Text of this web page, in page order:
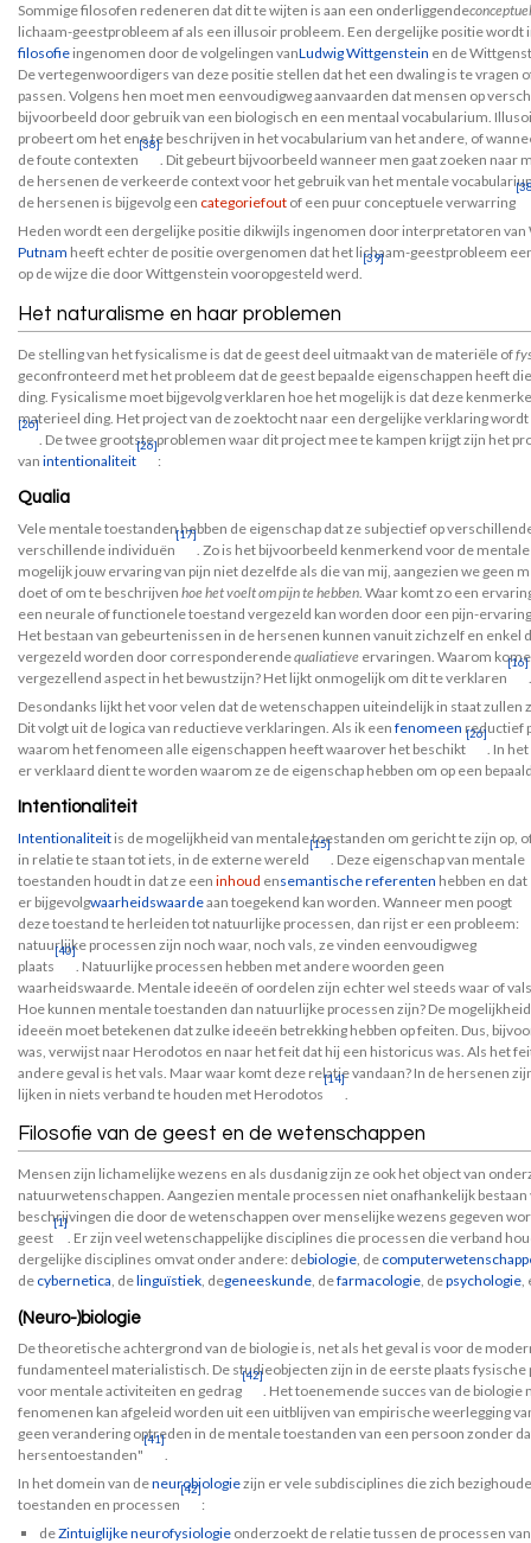
Sommige filosofen redeneren dat dit te wijten is aan een onderliggende
lichaam-geestprobleem af als een illusoir probleem. Een dergelijke positie wordt
filosofie ingenomen door de volgelingen vanLudwig Wittgenstein en de
De vertegenwoordigers van deze positie stellen dat het een dwaling is te vragen
passen. Volgens hen moet men eenvoudigweg aanvaarden dat mensen op
bijvoorbeeld door gebruik van een biologisch en een mentaal vocabularium.
probeert om het ene te beschrijven in het vocabularium van het andere, of
de foute contexten
[38]
. Dit gebeurt bijvoorbeeld wanneer men gaat zoeken
de hersenen de verkeerde context voor het gebruik van het mentale
de hersenen is bijgevolg een categoriefout of een puur conceptuele verwarring
Heden wordt een dergelijke positie dikwijls ingenomen door interpretatoren
Putnam heeft echter de positie overgenomen dat het lichaam-geestprobleem
op de wijze die door Wittgenstein vooropgesteld werd.
[39]
Het naturalisme en haar problemen
De stelling van het fysicalisme is dat de geest deel uitmaakt van de materiële of
geconfronteerd met het probleem dat de geest bepaalde eigenschappen heeft
ding. Fysicalisme moet bijgevolg verklaren hoe het mogelijk is dat deze
materieel ding. Het project van de zoektocht naar een dergelijke verklaring wordt
[26]
. De twee grootste problemen waar dit project mee te kampen krijgt zijn het
van intentionaliteit
[26]
:
Qualia
Vele mentale toestanden hebben de eigenschap dat ze subjectief op
verschillende individuën
[17]
. Zo is het bijvoorbeeld kenmerkend voor de
mogelijk jouw ervaring van pijn niet dezelfde als die van mij, aangezien we geen
doet of om te beschrijven hoe het voelt om pijn te hebben . Waar komt zo een
een neurale of functionele toestand vergezeld kan worden door een pijn-
Het bestaan van gebeurtenissen in de hersenen kunnen vanuit zichzelf en
vergezeld worden door corresponderendequaliatieve ervaringen. Waarom
vergezellend aspect in het bewustzijn? Het lijkt onmogelijk om dit te verklaren
[16]
Desondanks lijkt het voor velen dat de wetenschappen uiteindelijk in staat
Dit volgt uit de logica van reductieve verklaringen. Als ik een fenomeen reductief
waarom het fenomeen alle eigenschappen heeft waarover het beschikt
[26]
. In
er verklaard dient te worden waarom ze de eigenschap hebben om op een
Intentionaliteit
Intentionaliteit is de mogelijkheid van mentale toestanden om gericht te zijn op,
in relatie te staan tot iets, in de externe wereld
[15]
. Deze eigenschap van mentale
toestanden houdt in dat ze een inhoud ensemantische referenten hebben en dat
er bijgevolgwaarheidswaardeaan toegekend kan worden. Wanneer men poogt
deze toestand te herleiden tot natuurlijke processen, dan rijst er een probleem:
natuurlijke processen zijn noch waar, noch vals, ze vinden eenvoudigweg
plaats
[40]
. Natuurlijke processen hebben met andere woorden geen
waarheidswaarde. Mentale ideeën of oordelen zijn echter wel steeds waar of
Hoe kunnen mentale toestanden dan natuurlijke processen zijn? De
ideeën moet betekenen dat zulke ideeën betrekking hebben op feiten. Dus,
was, verwijst naar Herodotos en naar het feit dat hij een historicus was. Als het
andere geval is het vals. Maar waar komt deze relatie vandaan? In de hersenen
lijken in niets verband te houden met Herodotos
[14]
Filosofie van de geest en de wetenschappen
Mensen zijn lichamelijke wezens en als dusdanig zijn ze ook het object van
natuurwetenschappen. Aangezien mentale processen niet onafhankelijk
beschrijvingen die door de wetenschappen over menselijke wezens gegeven
geest
[1]
. Er zijn veel wetenschappelijke disciplines die processen die verband
dergelijke disciplines omvat onder andere: debiologie, de
de cybernetica, delinguïstiek, degeneeskunde, defarmacologie, depsychologie,
(Neuro-)biologie
De theoretische achtergrond van de biologie is, net als het geval is voor de
fundamenteel materialistisch. De studieobjecten zijn in de eerste plaats
voor mentale activiteiten en gedrag
[42]
. Het toenemende succes van de
fenomenen kan afgeleid worden uit een uitblijven van empirische weerlegging
geen verandering optreden in de mentale toestanden van een persoon zonder
hersentoestanden"
[41]
.
In het domein van deneurobiologiezijn er vele subdisciplines die zich
toestanden en processen
[42]
:
deZintuiglijke neurofysiologie onderzoekt de relatie tussen de processen